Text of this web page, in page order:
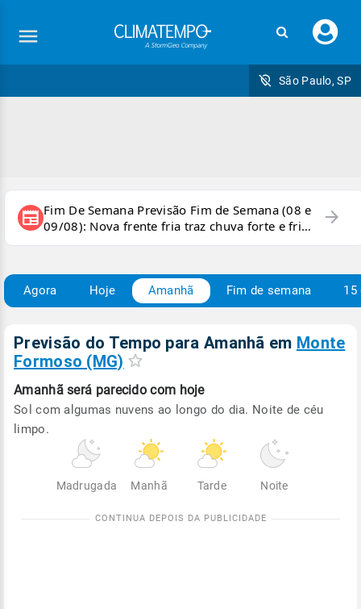
seu
São Paulo, SP
newspaper Fim De Semana Previsão Fim de Semana (08 e
09/08): Nova frente fria traz chuva forte e frio
para áreas do país
arrow_forward
Agora Hoje Amanhã Fim de semana 15
Previsão do Tempo para Amanhã em Monte
Formoso (MG)
Amanhã será parecido com hoje
Sol com algumas nuvens ao longo do dia. Noite de céu
limpo.
Madrugada Manhã Tarde Noite